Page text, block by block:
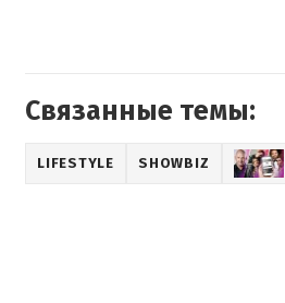
Связанные темы:
LIFESTYLE SHOWBIZ